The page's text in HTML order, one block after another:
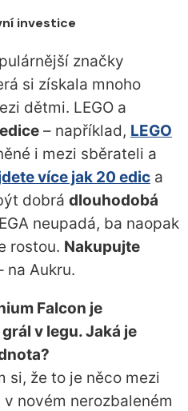
investice
značky
si získala mnoho
dětmi. LEGO a
– například, LEGO
i mezi sběrateli a
více jak 20 edica
dobrá dlouhodobá
neupadá, ba naopak
rostou. Nakupujte
na Aukru.
Falcon je
v legu. Jaká je
si, že to je něco mezi
novém nerozbaleném